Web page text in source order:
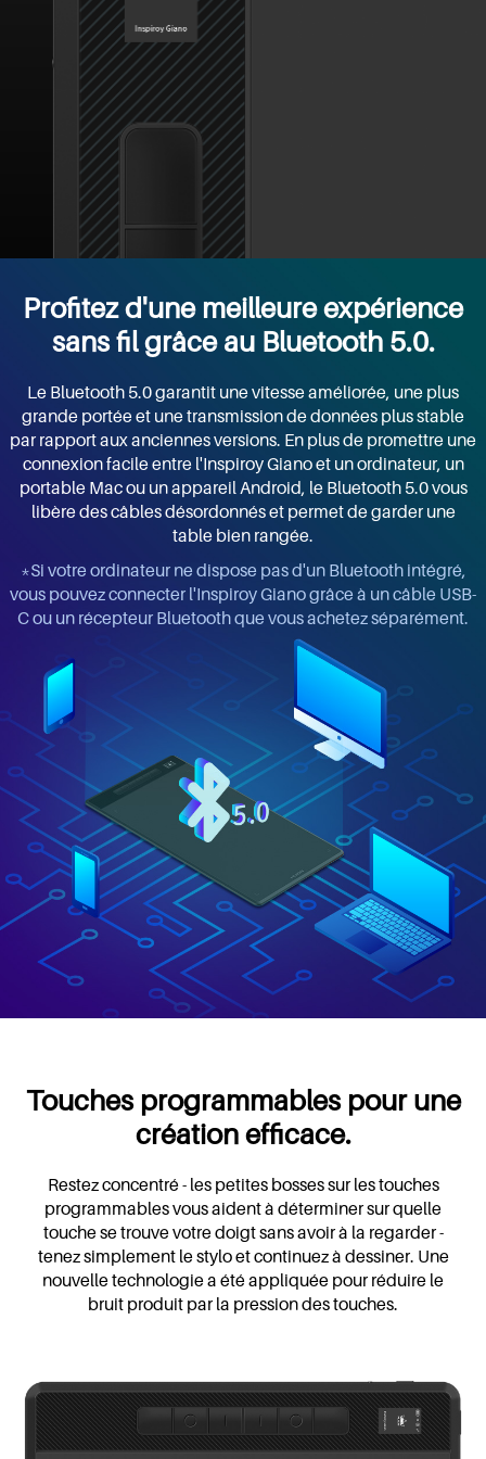
Profitez d'une meilleure expérience
sans fil grâce au Bluetooth 5.0.
Le Bluetooth 5.0 garantit une vitesse améliorée, une plus
grande portée et une transmission de données plus stable
par rapport aux anciennes versions. En plus de promettre une
connexion facile entre l'Inspiroy Giano et un ordinateur, un
portable Mac ou un appareil Android, le Bluetooth 5.0 vous
libère des câbles désordonnés et permet de garder une
table bien rangée.
*Si votre ordinateur ne dispose pas d'un Bluetooth intégré,
vous pouvez connecter l'Inspiroy Giano grâce à un câble USB-
C ou un récepteur Bluetooth que vous achetez séparément.
Touches programmables pour une
création efficace.
Restez concentré - les petites bosses sur les touches
programmables vous aident à déterminer sur quelle
touche se trouve votre doigt sans avoir à la regarder -
tenez simplement le stylo et continuez à dessiner. Une
nouvelle technologie a été appliquée pour réduire le
bruit produit par la pression des touches.